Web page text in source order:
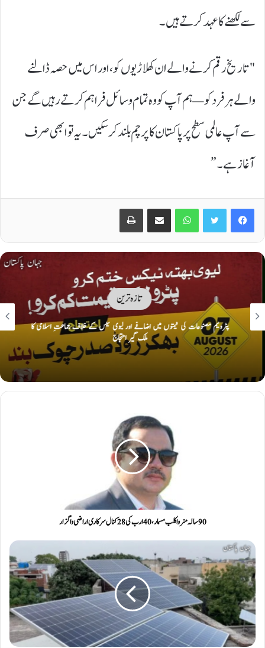
سے لکھنے کا عہد کرتے ہیں۔
"تاریخ رقم کرنے والے ان کھلاڑیوں کو، اور اس میں حصہ ڈالنے
والے ہر فرد کو — ہم آپ کو وہ تمام وسائل فراہم کرتے رہیں گے جن
سے آپ عالمی سطح پر پاکستان کا پرچم بلند کر سکیں۔ یہ تو ابھی صرف
آغاز ہے۔”
Facebook
Twitter
WhatsApp
Share via Email
Print
تازہ ترین
پٹرولیم مصنوعات کی قیمتوں میں اضافے اور لیوی ٹیکس کے خلاف جماعتِ اسلامی کا
ملک گیر احتجاج
90سالہ منروا کلب مسمار، 40ارب کی 28کنال سرکاری اراضی واگزار